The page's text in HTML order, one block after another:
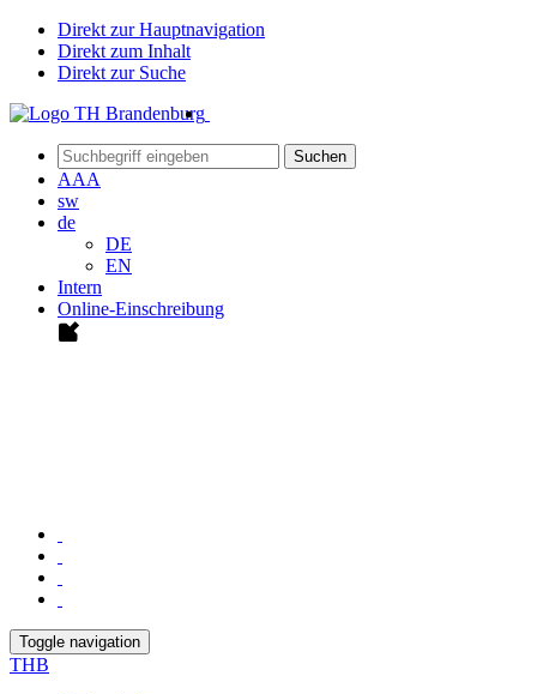
Direkt zur Hauptnavigation
Direkt zum Inhalt
Direkt zur Suche
Suchen
AAA
sw
de
DE
EN
Intern
Online-Einschreibung
Toggle navigation
THB